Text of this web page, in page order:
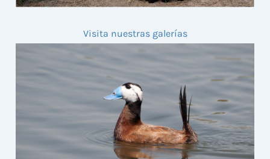
Visita nuestras galerías